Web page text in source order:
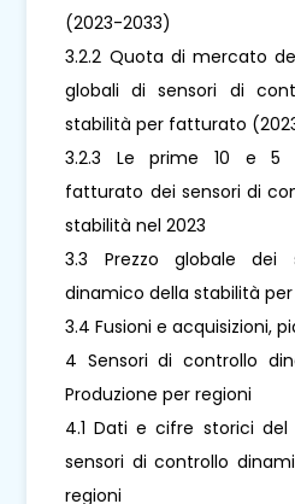
(2023-2033)
3.2.2 Quota di mercato
globali di sensori di
stabilità per fatturato
3.2.3 Le prime 10 e 5
fatturato dei sensori di
stabilità nel 2023
3.3 Prezzo globale dei
dinamico della stabilità
3.4 Fusioni e acquisizioni,
4 Sensori di controllo
Produzione per regioni
4.1 Dati e cifre storici
sensori di controllo
regioni